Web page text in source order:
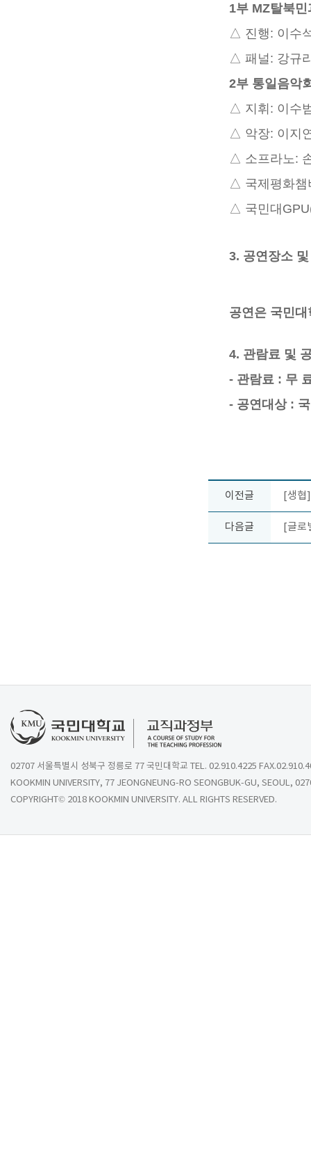
1부 MZ탈북
△ 진행: 이수
△ 패널: 강규
2부 통일음악
△ 지휘: 이수
△ 악장: 이지
△ 소프라노:
△ 국제평화챔
△ 국민대
3. 공연장소
공연은 국민
4. 관람료 및
- 관람료 : 무
- 공연대상 :
이전글 [생협
다음글 [글로
02707 서울특별시 성북구 정릉로 77 국민대학교 TEL. 02.910.4225
KOOKMIN UNIVERSITY, 77 JEONGNEUNG-RO SEONGBUK-GU, SEOUL,
COPYRIGHT© 2018 KOOKMIN UNIVERSITY. ALL RIGHTS RESERVED.